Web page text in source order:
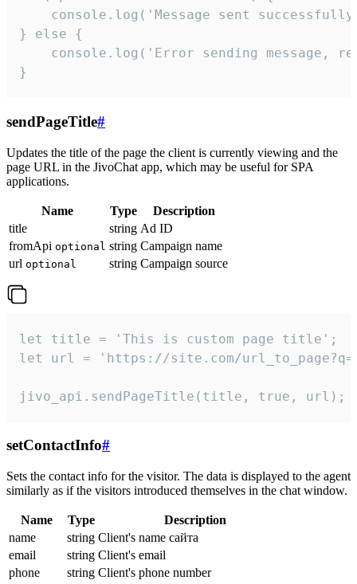
console.log('Message sent
} else {
console.log('Error sending message,
}
sendPageTitle#
Updates the title of the page the client is currently viewing and the
page URL in the JivoChat app, which may be useful for SPA
applications.
Name Type
Description
title
string Ad ID
fromApi optional string Campaign name
url optional string Campaign source
let title = 'This is custom page title';
let url = 'https://site.com/
jivo_api.sendPageTitle(title, true, url);
setContactInfo#
Sets the contact info for the visitor. The data is displayed to the agent
similarly as if the visitors introduced themselves in the chat window.
Name Type
Description
name
string Client's name сайта
email
string Client's email
phone
string Client's phone number